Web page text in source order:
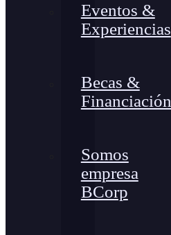
Eventos &
Experiencias
Becas &
Financiación
Somos
empresa
BCorp